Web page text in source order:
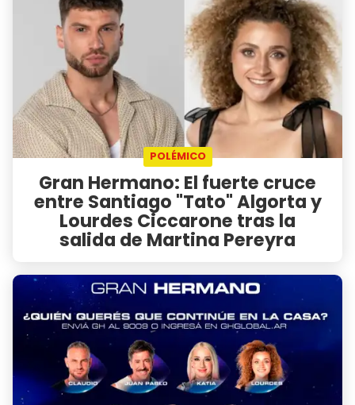
POLÉMICO
Gran Hermano: El fuerte cruce
entre Santiago "Tato" Algorta y
Lourdes Ciccarone tras la
salida de Martina Pereyra